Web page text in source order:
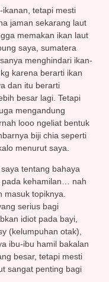
tetapi mesti
jaman sekarang laut
memakan ikan laut
saya, sumatera
menghindari ikan-
karena berarti ikan
dan itu berarti
besar lagi. Tetapi
mengandung
looo ngeliat bentuk
biji chia seperti
menurut saya.
tentang bahaya
pada kehamilan… nah
topiknya.
serius bagi
idiot pada bayi,
(kelumpuhan otak),
ibu-ibu hamil bakalan
besar, tetapi mesti
sangat penting bagi